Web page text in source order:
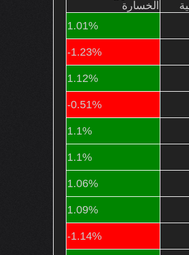
الخسارة
1.01%
-1.23%
1.12%
-0.51%
1.1%
1.1%
1.06%
1.09%
-1.14%